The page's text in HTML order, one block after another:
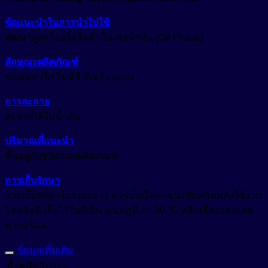
ข้อแนะนำในการนำไปใช้
พัฒนาสูตรโดยใส่สินค้าในเฟสน้ำมัน (Oil Phase)
ลักษณะผลิตภัณฑ์
ของเหลวใส ไม่มีสี-สีเหลืองอ่อน
การละลาย
ละลายได้ในน้ำมัน
ปริมาณที่แนะนำ
ขึ้นอยู่กับชนิดของผลิตภัณฑ์
การเก็บรักษา
การเก็บรักษาในระยะยาว ควรเก็บในภาชนะปิดสนิทหลังใช้งาน
โดยทันที เก็บไว้ในที่เย็น อุณหภูมิ <= 30 °C หลีกเลี่ยงแสงแดด
ความร้อน
ข้อมูลเพิ่มเติม